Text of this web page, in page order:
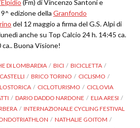
(Fm) di Vincenzo Santoni e
edizione della Granfondo
del 12 maggio a firma del G.S. Alpi di
anche su Top Calcio 24 h. 14:45 ca.
Buona Visione!
DI LOMBARDIA BICI
BICICLETTA
BRICO TORINO
CICLISMO
CICLOTURISMO
CICLOVIA
DARIO DADDO NARDONE
ELIA ARESI
INTERNAZIONALE CYCLING FESTIVAL
NATHALIE GOITOM